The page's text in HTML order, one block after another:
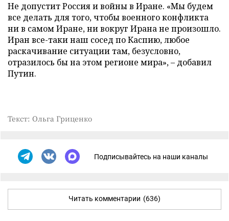
Не допустит Россия и войны в Иране. «Мы будем
все делать для того, чтобы военного конфликта
ни в самом Иране, ни вокруг Ирана не произошло.
Иран все-таки наш сосед по Каспию, любое
раскачивание ситуации там, безусловно,
отразилось бы на этом регионе мира», – добавил
Путин.
Текст: Ольга Гриценко
Подписывайтесь на наши каналы
Читать комментарии (636)